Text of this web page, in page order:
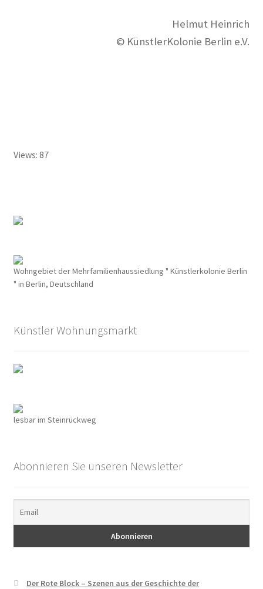
Helmut Heinrich
© KünstlerKolonie Berlin e.V.
Views: 87
Wohngebiet der Mehrfamilienhaussiedlung " Künstlerkolonie Berlin
" in Berlin, Deutschland
Künstler Wohnungsmarkt
lesbar im Steinrückweg
Abonnieren Sie unseren Newsletter
Der Rote Block – Szenen aus der Geschichte der